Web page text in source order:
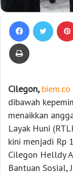
Cilegon,biem.co
dibawah
menaikkan
Layak Huni
kini menjadi Rp
Cilegon Helldy
Bantuan Sosial,